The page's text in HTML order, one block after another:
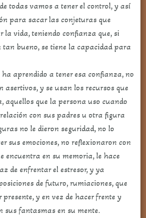
todas vamos a tener el control, y así
para sacar las conjeturas que
la vida, teniendo confianza que, si
tan bueno, se tiene la capacidad para
ha aprendido a tener esa confianza, no
asertivos, y se usan los recursos que
aquellos que la persona uso cuando
con sus padres u otra figura
no le dieron seguridad, no lo
sus emociones, no reflexionaron con
encuentra en su memoria, le hace
de enfrentar el estresor, y ya
de futuro, rumiaciones, que
presente, y en vez de hacer frente y
sus fantasmas en su mente.